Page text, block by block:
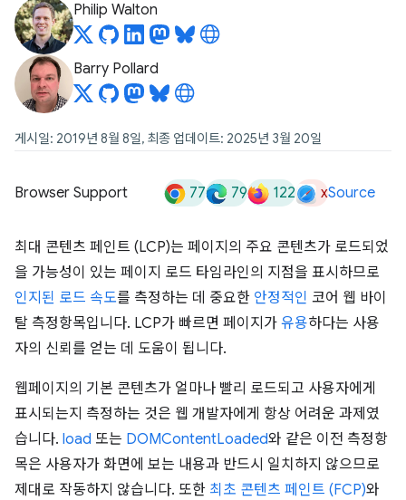
Philip Walton
Barry Pollard
게시일: 2019년 8월 8일, 최종 업데이트: 2025년 3월 20일
Browser Support 77 79 122 xSource
최대 콘텐츠 페인트 (LCP)는 페이지의 주요 콘텐츠가 로드되었
을 가능성이 있는 페이지 로드 타임라인의 지점을 표시하므로
인지된 로드 속도를 측정하는 데 중요한 안정적인 코어 웹 바이
탈 측정항목입니다. LCP가 빠르면 페이지가 유용하다는 사용
자의 신뢰를 얻는 데 도움이 됩니다.
웹페이지의 기본 콘텐츠가 얼마나 빨리 로드되고 사용자에게
표시되는지 측정하는 것은 웹 개발자에게 항상 어려운 과제였
습니다. load 또는 DOMContentLoaded와 같은 이전 측정항
목은 사용자가 화면에 보는 내용과 반드시 일치하지 않으므로
제대로 작동하지 않습니다. 또한 최초 콘텐츠 페인트 (FCP)와